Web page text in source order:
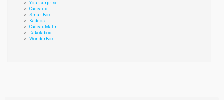
Yoursurprise
Cadeaux
SmartBox
Kadeos
CadeauMalin
Dakotabox
WonderBox